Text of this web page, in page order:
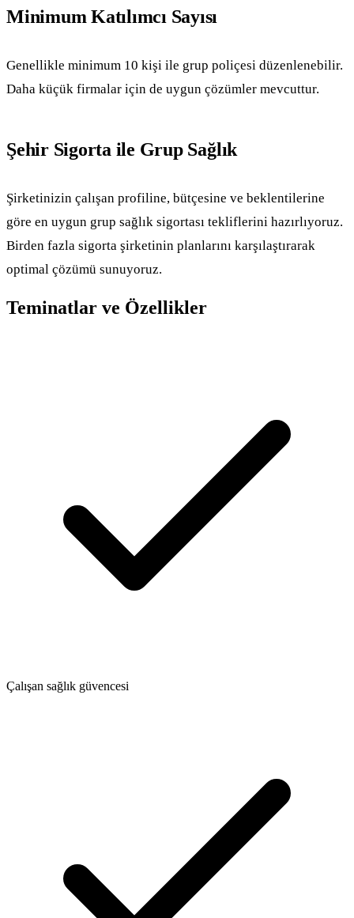
Minimum Katılımcı Sayısı
Genellikle minimum 10 kişi ile grup poliçesi düzenlenebilir.
Daha küçük firmalar için de uygun çözümler mevcuttur.
Şehir Sigorta ile Grup Sağlık
Şirketinizin çalışan profiline, bütçesine ve beklentilerine
göre en uygun grup sağlık sigortası tekliflerini hazırlıyoruz.
Birden fazla sigorta şirketinin planlarını karşılaştırarak
optimal çözümü sunuyoruz.
Teminatlar ve Özellikler
Çalışan sağlık güvencesi